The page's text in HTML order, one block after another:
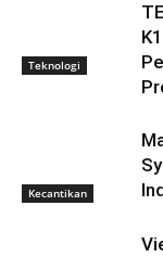
Teknologi
Kecantikan